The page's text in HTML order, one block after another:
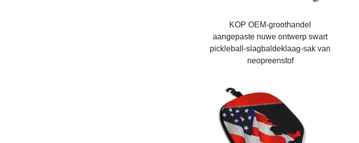
KOP OEM-groothandel
aangepaste nuwe ontwerp swart
pickleball-slagbaldeklaag-sak van
neopreenstof